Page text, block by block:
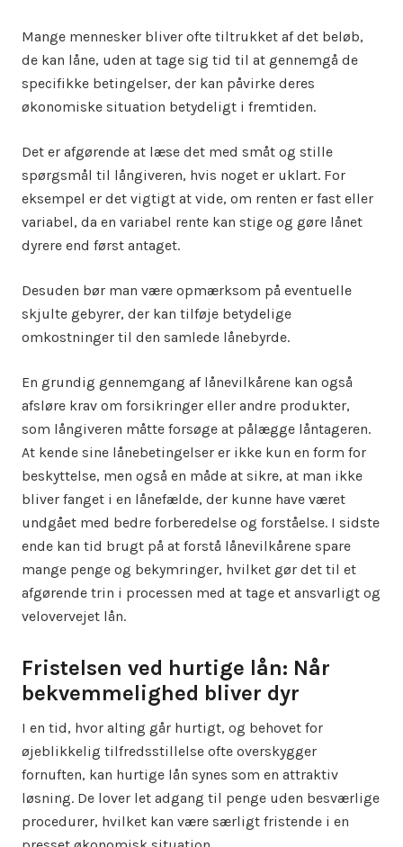
Mange mennesker bliver ofte tiltrukket af det beløb,
de kan låne, uden at tage sig tid til at gennemgå de
specifikke betingelser, der kan påvirke deres
økonomiske situation betydeligt i fremtiden.
Det er afgørende at læse det med småt og stille
spørgsmål til långiveren, hvis noget er uklart. For
eksempel er det vigtigt at vide, om renten er fast eller
variabel, da en variabel rente kan stige og gøre lånet
dyrere end først antaget.
Desuden bør man være opmærksom på eventuelle
skjulte gebyrer, der kan tilføje betydelige
omkostninger til den samlede lånebyrde.
En grundig gennemgang af lånevilkårene kan også
afsløre krav om forsikringer eller andre produkter,
som långiveren måtte forsøge at pålægge låntageren.
At kende sine lånebetingelser er ikke kun en form for
beskyttelse, men også en måde at sikre, at man ikke
bliver fanget i en lånefælde, der kunne have været
undgået med bedre forberedelse og forståelse. I sidste
ende kan tid brugt på at forstå lånevilkårene spare
mange penge og bekymringer, hvilket gør det til et
afgørende trin i processen med at tage et ansvarligt og
velovervejet lån.
Fristelsen ved hurtige lån: Når
bekvemmelighed bliver dyr
I en tid, hvor alting går hurtigt, og behovet for
øjeblikkelig tilfredsstillelse ofte overskygger
fornuften, kan hurtige lån synes som en attraktiv
løsning. De lover let adgang til penge uden besværlige
procedurer, hvilket kan være særligt fristende i en